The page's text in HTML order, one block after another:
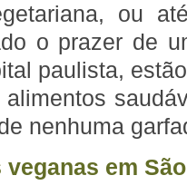
ou
o prazer de
paulista,
nenhuma
em